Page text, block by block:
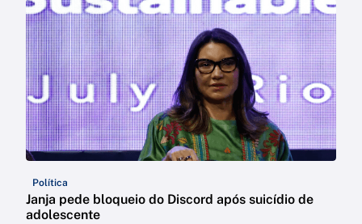
Política
Janja pede bloqueio do Discord após suicídio de
adolescente